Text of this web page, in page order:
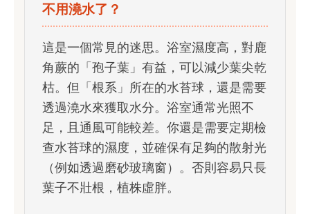
不用澆水了？
這是一個常見的迷思。浴室濕度高，對鹿
角蕨的「孢子葉」有益，可以減少葉尖乾
枯。但「根系」所在的水苔球，還是需要
透過澆水來獲取水分。浴室通常光照不
足，且通風可能較差。你還是需要定期檢
查水苔球的濕度，並確保有足夠的散射光
（例如透過磨砂玻璃窗）。否則容易只長
葉子不壯根，植株虛胖。